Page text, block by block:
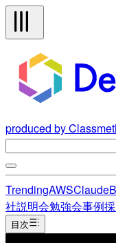
produced by
TrendingAWSClaude
社説明会勉強会事例
目次